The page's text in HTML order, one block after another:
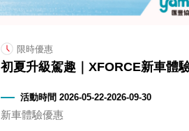
限時優惠
初夏升級駕趣｜XFORCE新車體
活動時間 2026-05-22-2026-09-30
新車體驗優惠